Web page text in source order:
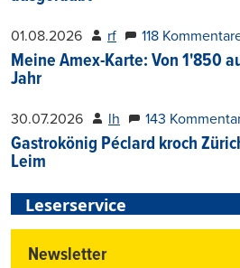
01.08.2026 rf 118
Meine Amex-Karte: Von 1'850
Jahr
30.07.2026 lh 143
Gastrokönig Péclard kroch
Leim
Leserservice
Newsletter